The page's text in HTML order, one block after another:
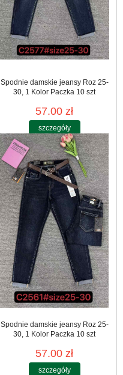
Spodnie damskie jeansy Roz 25-
30, 1 Kolor Paczka 10 szt
57.00 zł
szczegóły
Spodnie damskie jeansy Roz 25-
30, 1 Kolor Paczka 10 szt
57.00 zł
szczegóły